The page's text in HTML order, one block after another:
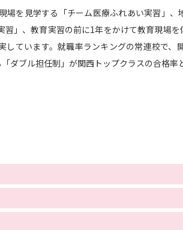
幼稚園教員資格認定試験
高等学校（情報）教員
新増設大学・学部・学
データサイエンス特集
を見学する「チーム医療ふれあい実習」、
習」、教育実習の前に1年をかけて教育現場
ています。就職率ランキングの常連校で、
ブル担任制」が関西トップクラスの合格率